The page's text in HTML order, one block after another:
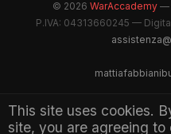
This site uses cookies.
site, you are agreeing to
© 2026 WarAccademy —
P.IVA: 04313660245 —
Maintained by